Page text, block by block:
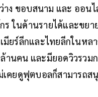
ง ขอบสนาม และ ออน
กร ในด้านรายได้และ
ยร์ลีกและไทยลีกในห
านคน และมียอดวิวรว
คยดูฟุตบอลก็สามารถ